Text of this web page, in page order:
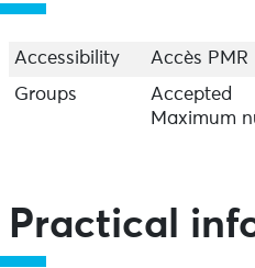
Accessibility
Accès PMR
Groups
Accepted
Maximum
Practical